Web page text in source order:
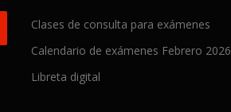
Clases de consulta para exámenes
Calendario de exámenes Febrero 2026
Libreta digital